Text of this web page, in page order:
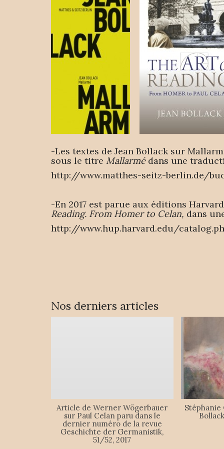
-Les textes de Jean Bollack sur
sous le titre Mallarmé dans une
http://www.matthes-seitz-berlin.de/
-En 2017 est parue aux éditions
Reading. From Homer to Celan, dans
http://www.hup.harvard.edu/
Nos derniers articles
Article de Werner Wögerbauer
sur Paul Celan paru dans le
dernier numéro de la revue
Geschichte der Germanistik,
51/52, 2017
Stéphanie